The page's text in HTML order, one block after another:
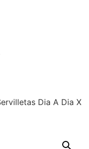
Dia A Dia X